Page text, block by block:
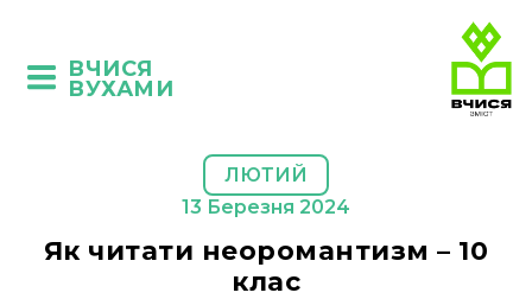
ВЧИСЯ
ВУХАМИ
ЛЮТИЙ
13 Березня 2024
Як читати неоромантизм – 10
клас